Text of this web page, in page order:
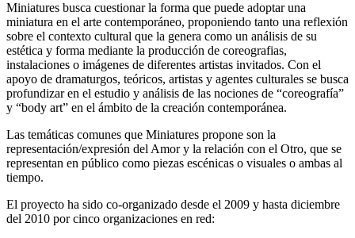
Miniatures busca cuestionar la forma que puede adoptar una
miniatura en el arte contemporáneo, proponiendo tanto una reflexión
sobre el contexto cultural que la genera como un análisis de su
estética y forma mediante la producción de coreografias,
instalaciones o imágenes de diferentes artistas invitados. Con el
apoyo de dramaturgos, teóricos, artistas y agentes culturales se busca
profundizar en el estudio y análisis de las nociones de “coreografía”
y “body art” en el ámbito de la creación contemporánea.
Las temáticas comunes que Miniatures propone son la
representación/expresión del Amor y la relación con el Otro, que se
representan en público como piezas escénicas o visuales o ambas al
tiempo.
El proyecto ha sido co-organizado desde el 2009 y hasta diciembre
del 2010 por cinco organizaciones en red: